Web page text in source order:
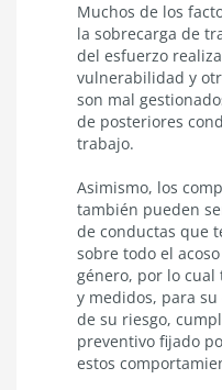
Muchos de los
la sobrecarga de
del esfuerzo
vulnerabilidad y
son mal
de posteriores
trabajo.
Asimismo, los
también pueden
de conductas que
sobre todo el
género, por lo
y medidos, para
de su riesgo,
preventivo fijado
estos